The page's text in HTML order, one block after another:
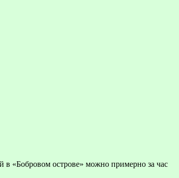
в «Бобровом острове» можно примерно за час